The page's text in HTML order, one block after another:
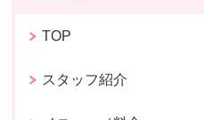
TOP
スタッフ紹介